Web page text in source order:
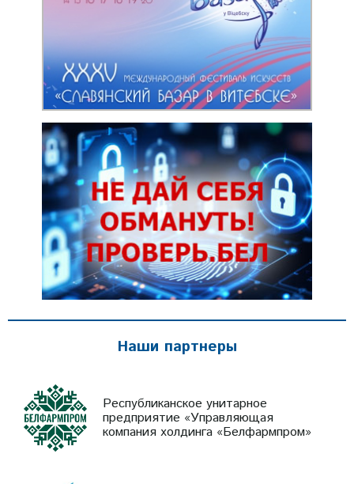
Наши партнеры
Республиканское унитарное
предприятие «Управляющая
компания холдинга «Белфармпром»